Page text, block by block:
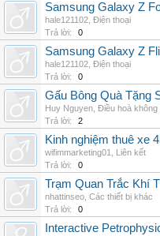
Samsung Galaxy Z
hale121102 Điện thoại
Trả lời:
0
Samsung Galaxy Z
hale121102 Điện thoại
Trả lời:
0
Gấu Bông Quà Tặng
Huy Nguyen Điều hoà không
Trả lời:
2
Kinh nghiệm thuê xe
wifimmarketing01
Liên kết
Trả lời:
0
Trạm Quan Trắc Khí
nhattinseo Các thiết bị khác
Trả lời:
0
Interactive